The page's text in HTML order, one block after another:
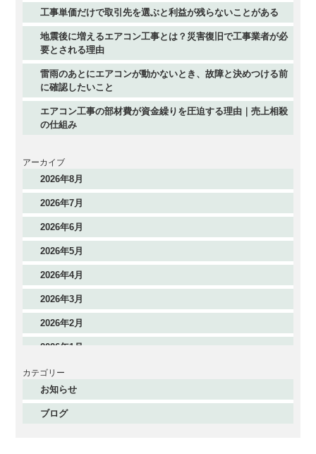
工事単価だけで取引先を選ぶと利益が残らないことがある
地震後に増えるエアコン工事とは？災害復旧で工事業者が必
要とされる理由
雷雨のあとにエアコンが動かないとき、故障と決めつける前
に確認したいこと
エアコン工事の部材費が資金繰りを圧迫する理由｜売上相殺
の仕組み
アーカイブ
2026年8月
2026年7月
2026年6月
2026年5月
2026年4月
2026年3月
2026年2月
2026年1月
2025年12月
2025年11月
2025年10月
カテゴリー
お知らせ
ブログ